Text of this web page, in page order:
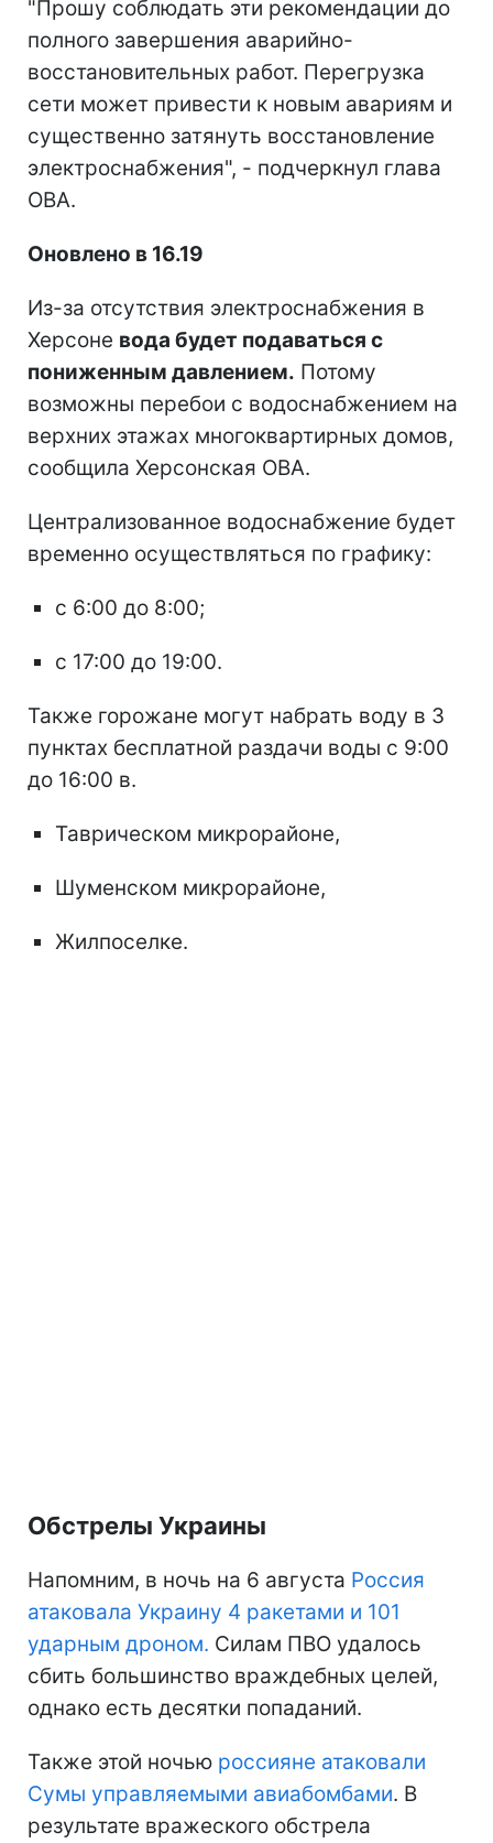
"Прошу соблюдать эти рекомендации до
полного завершения аварийно-
восстановительных работ. Перегрузка
сети может привести к новым авариям и
существенно затянуть восстановление
электроснабжения", - подчеркнул глава
ОВА.
Оновлено в 16.19
Из-за отсутствия электроснабжения в
Херсоне вода будет подаваться с
пониженным давлением. Потому
возможны перебои с водоснабжением на
верхних этажах многоквартирных домов,
сообщила Херсонская ОВА.
Централизованное водоснабжение будет
временно осуществляться по графику:
с 6:00 до 8:00;
с 17:00 до 19:00.
Также горожане могут набрать воду в 3
пунктах бесплатной раздачи воды с 9:00
до 16:00 в.
Таврическом микрорайоне,
Шуменском микрорайоне,
Жилпоселке.
Обстрелы Украины
Напомним, в ночь на 6 августа Россия
атаковала Украину 4 ракетами и 101
ударным дроном. Силам ПВО удалось
сбить большинство враждебных целей,
однако есть десятки попаданий.
Также этой ночью россияне атаковали
Сумы управляемыми авиабомбами. В
результате вражеского обстрела